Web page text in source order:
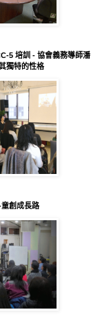
5 培訓 - 協會義務導師潘
獨特的性格
創成長路